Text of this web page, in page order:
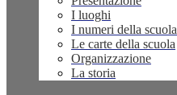
I luoghi
I numeri della scuola
Le carte della scuola
Organizzazione
La storia